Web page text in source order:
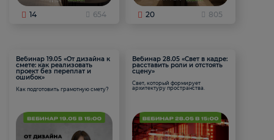
14 654 20 805
Вебинар 19.05 «От дизайна к
смете: как реализовать
проект без переплат и
ошибок»
Как подготовить грамотную смету?
Вебинар 28.05 «Свет в кадре:
расставить роли и отстоять
сцену»
Свет, который формирует
архитектуру пространства.